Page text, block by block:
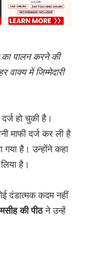
पालन करने की
वाक्य में जिम्मेदारी
हो चुकी है।
माफी दर्ज कर ली है
है। उन्होंने कहा
है।
दंडात्मक कदम नहीं
की पीठने उन्हें